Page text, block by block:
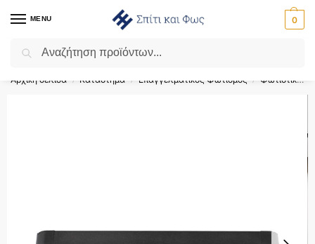
MENU 0
Flash Sale ⚡ 10% Έκπτωση με τον κωδικό ‘SPRING’!
Αρχική σελίδα / Κατάστημα / Επαγγελματικός Φωτισμός / Φωτιστικά Ράγας